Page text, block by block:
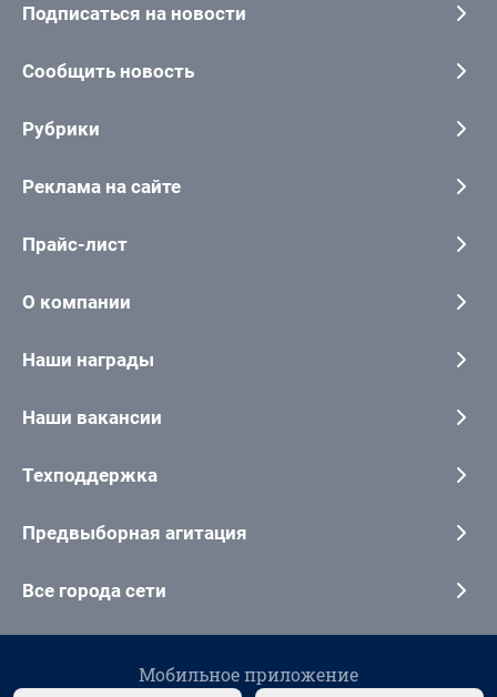
Подписаться на новости
Сообщить новость
Рубрики
Реклама на сайте
Прайс-лист
О компании
Наши награды
Наши вакансии
Техподдержка
Предвыборная агитация
Все города сети
Мобильное приложение